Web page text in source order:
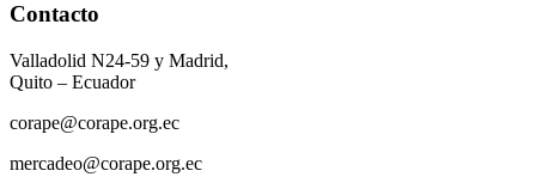
Contacto
Valladolid N24-59 y Madrid,
Quito – Ecuador
corape@corape.org.ec
mercadeo@corape.org.ec